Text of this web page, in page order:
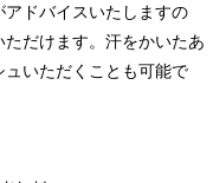
ドバイスいたしますの
だけます。汗をかいたあ
いただくことも可能で